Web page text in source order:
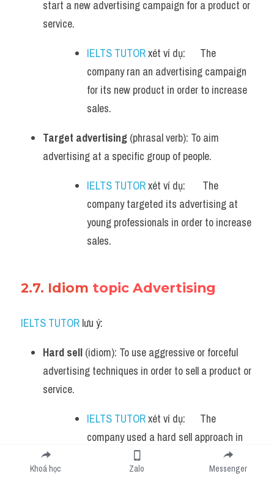
start a new advertising campaign for a product or
service.
IELTS TUTOR xét ví dụ:      The
company ran an advertising campaign
for its new product in order to increase
sales.
Target advertising (phrasal verb): To aim
advertising at a specific group of people.
IELTS TUTOR xét ví dụ:       The
company targeted its advertising at
young professionals in order to increase
sales.
2.7. Idiom topic Advertising
IELTS TUTOR lưu ý:
Hard sell (idiom): To use aggressive or forceful
advertising techniques in order to sell a product or
service.
IELTS TUTOR xét ví dụ:      The
company used a hard sell approach in
its advertising campaign, which was
very effective in generating sales.
Khoá học Zalo Messenger